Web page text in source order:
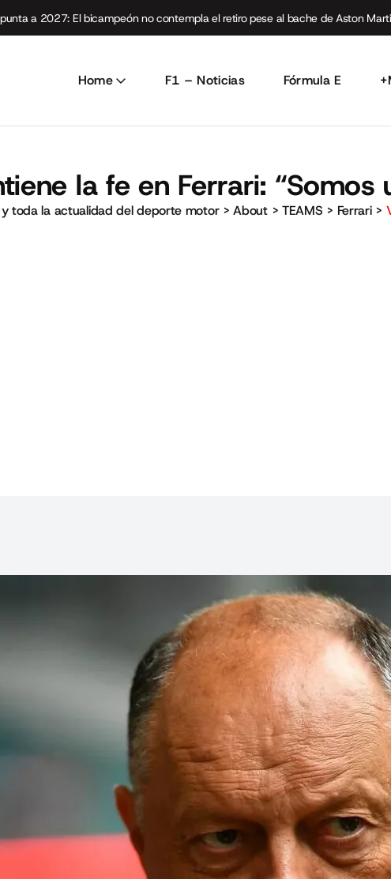
a 2027: El bicampeón no contempla el retiro pese al bache de Aston
Home F1 – Noticias Fórmula E
la fe en Ferrari:
y toda la actualidad del deporte motor>About> TEAMS > Ferrari>